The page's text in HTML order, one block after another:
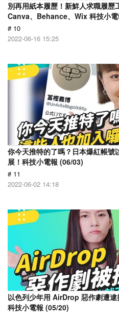
別再用紙本履歷！新鮮人求職履歷
Canva、Behance、Wix 科技小
# 10
2022-06-16 15:25
你今天推特的了嗎？日本爆紅帳號
展！科技小電報 (06/03)
# 11
2022-06-02 14:18
以色列少年用 AirDrop 惡作劇遭
科技小電報 (05/20)